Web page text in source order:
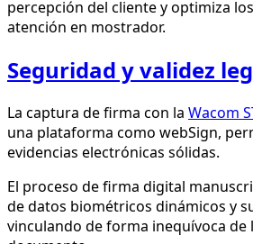
percepción del cliente y optimiza
atención en mostrador.
Seguridad y validez
La captura de firma con la Wacom
una plataforma como webSign,
evidencias electrónicas sólidas.
El proceso de firma digital
de datos biométricos dinámicos y
vinculando de forma inequívoca de